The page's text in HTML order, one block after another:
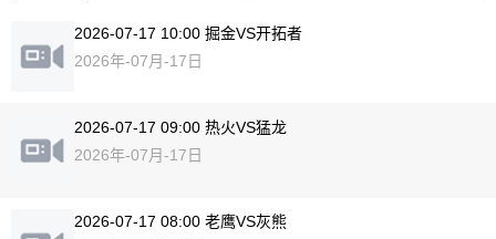
2026-07-17 10:00 掘金VS开拓者
2026年-07月-17日
2026-07-17 09:00 热火VS猛龙
2026年-07月-17日
2026-07-17 08:00 老鹰VS灰熊